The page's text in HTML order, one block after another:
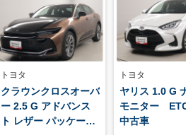
トヨタ
クラウンクロスオーバ
ー 2.5 G アドバンス
ト レザー パッケージ
トヨタ
ヤリス 1.0 G
モニター
中古車